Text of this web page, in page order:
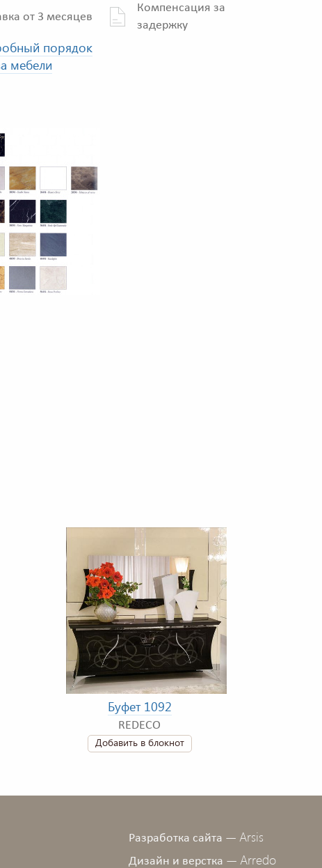
от 3 месяцев
Компенсация за
задержку
порядок
мебели
Буфет 1092
REDECO
Добавить в блокнот
Разработка сайта — Arsis
Дизайн и верстка — Arredo